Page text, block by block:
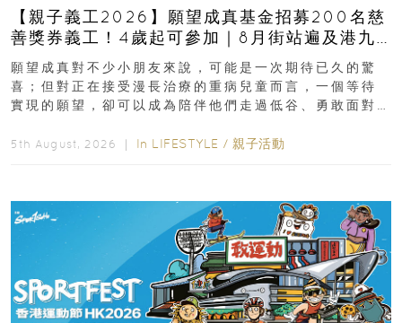
【親子義工2026】願望成真基金招募200名慈
善獎券義工！4歲起可參加｜8月街站遍及港九
新界
願望成真對不少小朋友來說，可能是一次期待已久的驚
喜；但對正在接受漫長治療的重病兒童而言，一個等待
實現的願望，卻可以成為陪伴他們走過低谷、勇敢面對
5th August, 2026 ｜ In LIFESTYLE / 親子活動